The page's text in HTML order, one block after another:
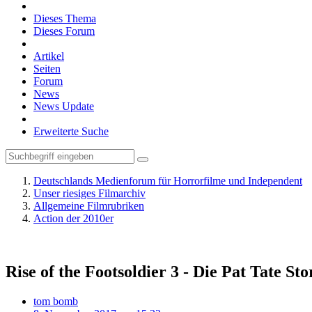
Dieses Thema
Dieses Forum
Artikel
Seiten
Forum
News
News Update
Erweiterte Suche
Deutschlands Medienforum für Horrorfilme und Independent
Unser riesiges Filmarchiv
Allgemeine Filmrubriken
Action der 2010er
Rise of the Footsoldier 3 - Die Pat Tate
tom bomb